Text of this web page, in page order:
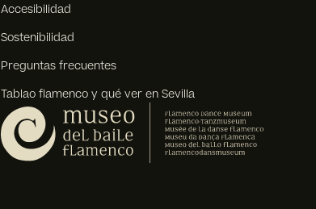
Accesibilidad
Sostenibilidad
Preguntas frecuentes
Tablao flamenco y qué ver en Sevilla